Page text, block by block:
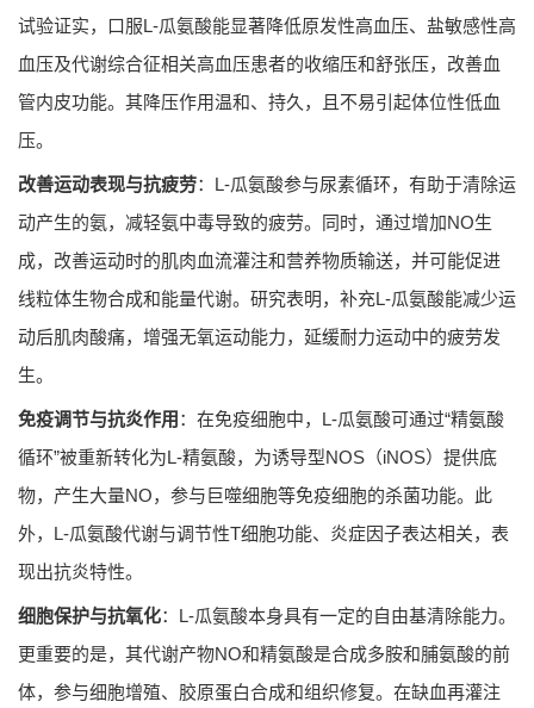
试验证实，口服L-瓜氨酸能显著降低原发性高血压、盐敏感性高
血压及代谢综合征相关高血压患者的收缩压和舒张压，改善血
管内皮功能。其降压作用温和、持久，且不易引起体位性低血
压。
改善运动表现与抗疲劳：L-瓜氨酸参与尿素循环，有助于清除运
动产生的氨，减轻氨中毒导致的疲劳。同时，通过增加NO生
成，改善运动时的肌肉血流灌注和营养物质输送，并可能促进
线粒体生物合成和能量代谢。研究表明，补充L-瓜氨酸能减少运
动后肌肉酸痛，增强无氧运动能力，延缓耐力运动中的疲劳发
生。
免疫调节与抗炎作用 ：在免疫细胞中，L-瓜氨酸可通过“精氨酸
循环”被重新转化为L-精氨酸，为诱导型NOS（iNOS）提供底
物，产生大量NO，参与巨噬细胞等免疫细胞的杀菌功能。此
外，L-瓜氨酸代谢与调节性T细胞功能、炎症因子表达相关，表
现出抗炎特性。
细胞保护与抗氧化：L-瓜氨酸本身具有一定的自由基清除能力。
更重要的是，其代谢产物NO和精氨酸是合成多胺和脯氨酸的前
体，参与细胞增殖、胶原蛋白合成和组织修复。在缺血再灌注